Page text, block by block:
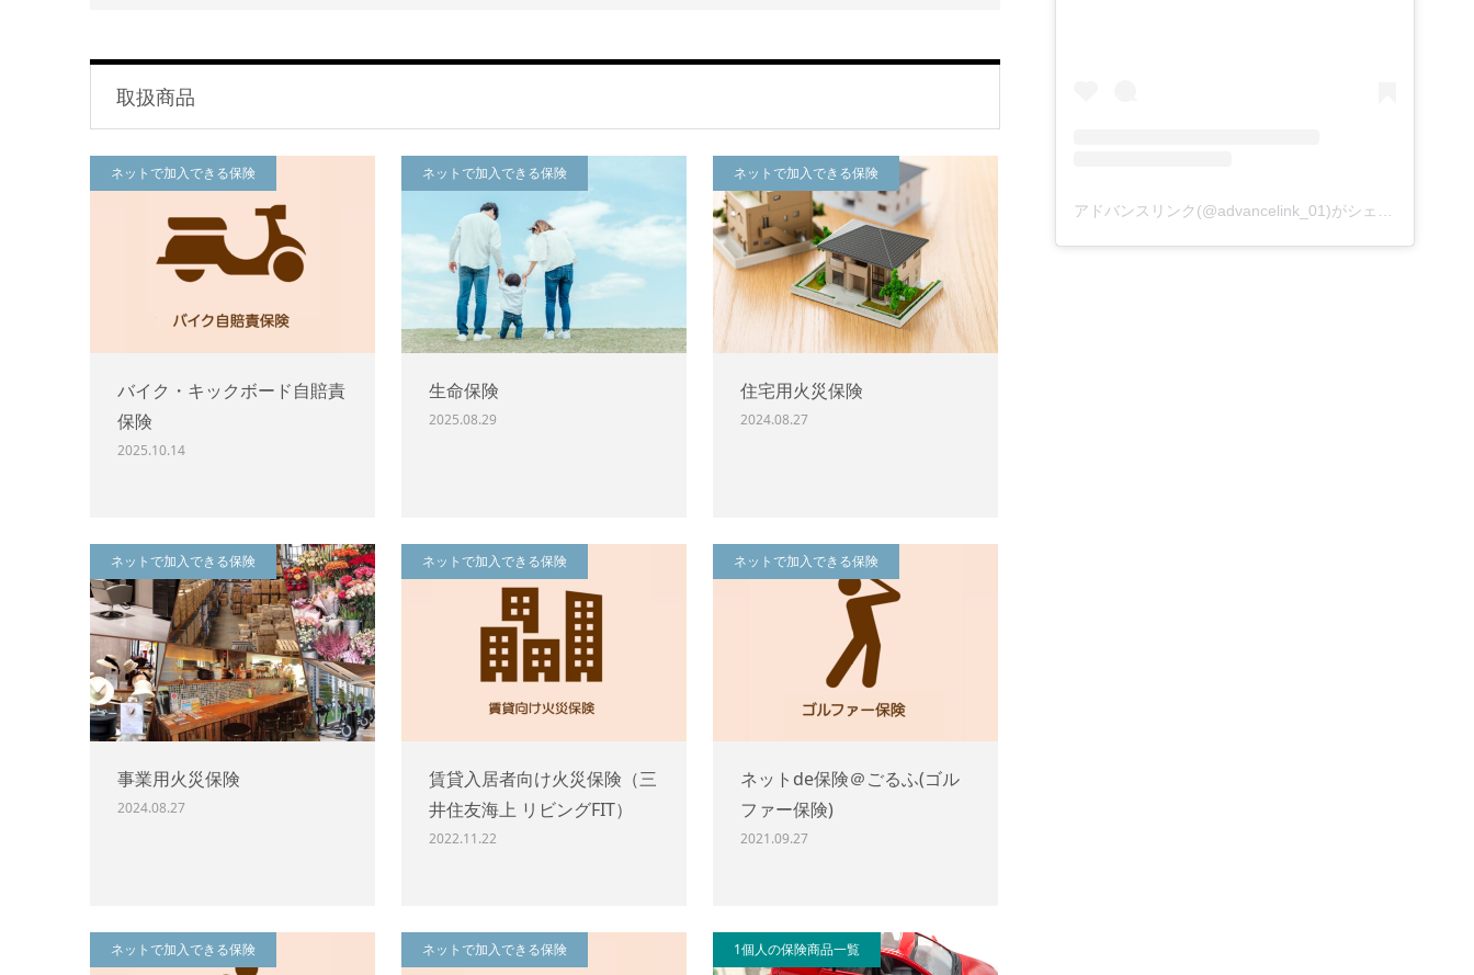
取扱商品
ネットで加入できる保険
バイク・キックボード自賠責
保険
2025.10.14
ネットで加入できる保険
生命保険
2025.08.29
ネットで加入できる保険
住宅用火災保険
2024.08.27
ネットで加入できる保険
事業用火災保険
2024.08.27
ネットで加入できる保険
賃貸入居者向け火災保険（三
井住友海上 リビングFIT）
2022.11.22
ネットで加入できる保険
ネットde保険＠ごるふ(ゴル
ファー保険)
2021.09.27
ネットで加入できる保険 ネットで加入できる保険 1個人の保険商品一覧